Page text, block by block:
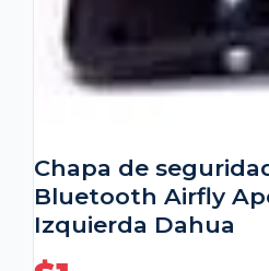
Chapa de
Bluetooth Airfly
Izquierda Dahua